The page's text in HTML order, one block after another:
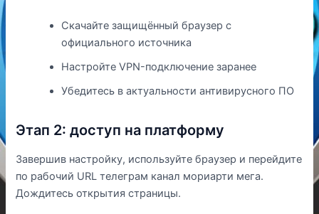
Скачайте защищённый браузер с
официального источника
Настройте VPN-подключение заранее
Убедитесь в актуальности антивирусного ПО
Этап 2: доступ на платформу
Завершив настройку, используйте браузер и перейдите
по рабочий URL телеграм канал мориарти мега.
Дождитесь открытия страницы.